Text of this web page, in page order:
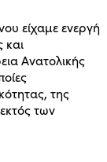
είχαμε ενεργή
και
Ανατολικής
της
των